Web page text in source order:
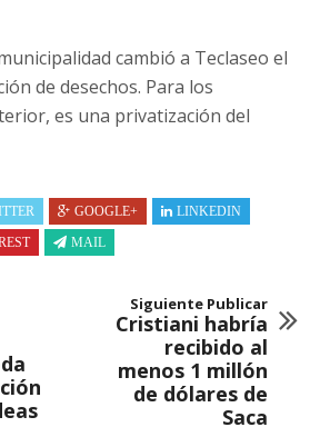
cambió a Teclaseo el
de desechos. Para los
es una privatización del
GOOGLE+
LINKEDIN
MAIL
Siguiente Publicar
Cristiani habría
recibido al
menos 1 millón
de dólares de
Saca